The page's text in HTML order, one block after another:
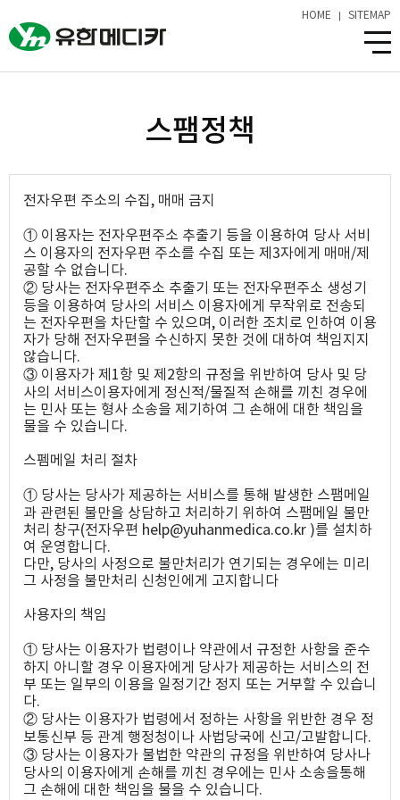
HOME SITEMAP
스팸정책
전자우편 주소의 수집, 매매 금지
① 이용자는 전자우편주소 추출기 등을 이용하여 당사 서비
스 이용자의 전자우편 주소를 수집 또는 제3자에게 매매/제
공할 수 없습니다.
② 당사는 전자우편주소 추출기 또는 전자우편주소 생성기
등을 이용하여 당사의 서비스 이용자에게 무작위로 전송되
는 전자우편을 차단할 수 있으며, 이러한 조치로 인하여 이용
자가 당해 전자우편을 수신하지 못한 것에 대하여 책임지지
않습니다.
③ 이용자가 제1항 및 제2항의 규정을 위반하여 당사 및 당
사의 서비스이용자에게 정신적/물질적 손해를 끼친 경우에
는 민사 또는 형사 소송을 제기하여 그 손해에 대한 책임을
물을 수 있습니다.
스펨메일 처리 절차
① 당사는 당사가 제공하는 서비스를 통해 발생한 스팸메일
과 관련된 불만을 상담하고 처리하기 위하여 스팸메일 불만
처리 창구(전자우편 help@yuhanmedica.co.kr )를 설치하
여 운영합니다.
다만, 당사의 사정으로 불만처리가 연기되는 경우에는 미리
그 사정을 불만처리 신청인에게 고지합니다
사용자의 책임
① 당사는 이용자가 법령이나 약관에서 규정한 사항을 준수
하지 아니할 경우 이용자에게 당사가 제공하는 서비스의 전
부 또는 일부의 이용을 일정기간 정지 또는 거부할 수 있습니
다.
② 당사는 이용자가 법령에서 정하는 사항을 위반한 경우 정
보통신부 등 관계 행정청이나 사법당국에 신고/고발합니다.
③ 당사는 이용자가 불법한 약관의 규정을 위반하여 당사나
당사의 이용자에게 손해를 끼친 경우에는 민사 소송을통해
그 손해에 대한 책임을 물을 수 있습니다.